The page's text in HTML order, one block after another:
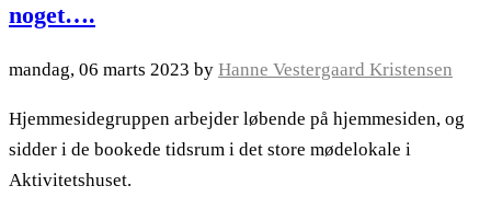
noget….
mandag, 06 marts 2023 by Hanne Vestergaard Kristensen
Hjemmesidegruppen arbejder løbende på hjemmesiden, og
sidder i de bookede tidsrum i det store mødelokale i
Aktivitetshuset.